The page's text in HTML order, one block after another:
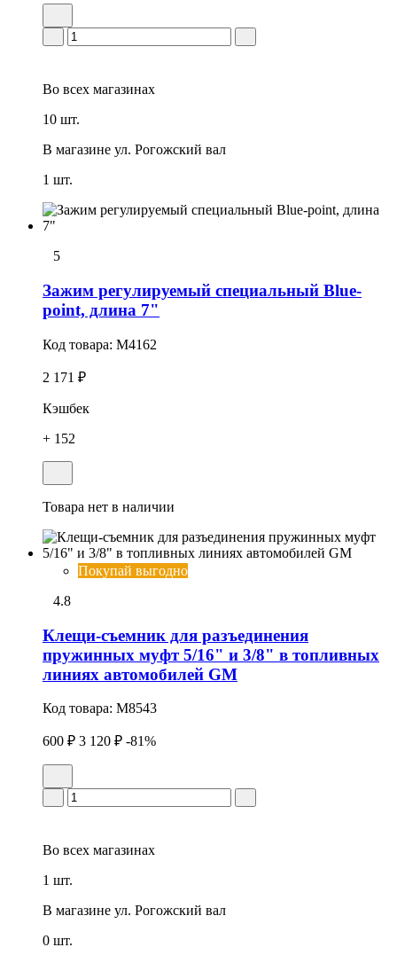
Во всех магазинах
10 шт.
В магазине ул. Рогожский вал
1 шт.
5
Зажим регулируемый специальный Blue-
point, длина 7"
Код товара: M4162
2 171 ₽
Кэшбек
+ 152
Товара нет в наличии
Покупай выгодно
4.8
Клещи-съемник для разъединения
пружинных муфт 5/16" и 3/8" в топливных
линиях автомобилей GM
Код товара: M8543
600 ₽ 3 120 ₽ -81%
Во всех магазинах
1 шт.
В магазине ул. Рогожский вал
0 шт.